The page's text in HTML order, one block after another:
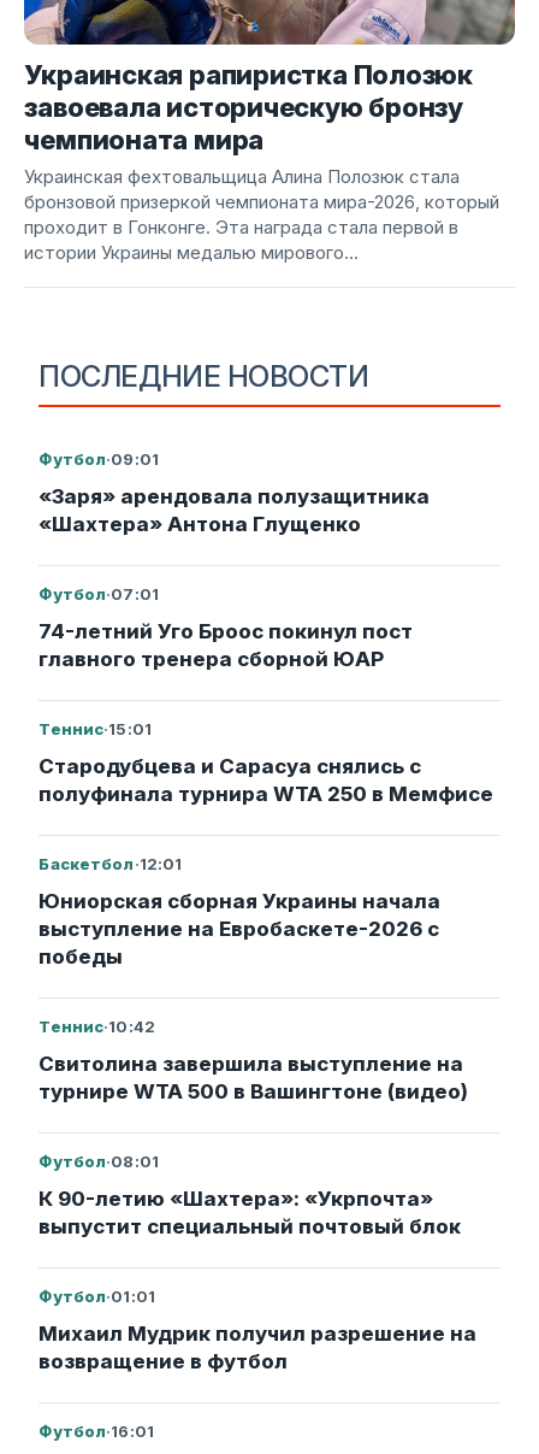
ПОСЛЕДНИЕ НОВОСТИ
Футбол·09:01
«Заря» арендовала полузащитника
«Шахтера» Антона Глущенко
Футбол·07:01
74-летний Уго Броос покинул пост
главного тренера сборной ЮАР
Теннис·15:01
Стародубцева и Сарасуа снялись с
полуфинала турнира WTA 250 в Мемфисе
Баскетбол·12:01
Юниорская сборная Украины начала
выступление на Евробаскете-2026 с
победы
Теннис·10:42
Свитолина завершила выступление на
турнире WTA 500 в Вашингтоне (видео)
Футбол·08:01
К 90-летию «Шахтера»: «Укрпочта»
выпустит специальный почтовый блок
Футбол·01:01
Михаил Мудрик получил разрешение на
возвращение в футбол
Футбол·16:01
Украинская рапиристка Полозюк
завоевала историческую бронзу
чемпионата мира
Украинская фехтовальщица Алина Полозюк стала
бронзовой призеркой чемпионата мира-2026, который
проходит в Гонконге. Эта награда стала первой в
истории Украины медалью мирового...